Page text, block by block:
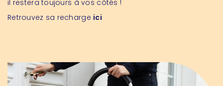
il restera toujours à vos côtés !
Retrouvez sa recharge ici